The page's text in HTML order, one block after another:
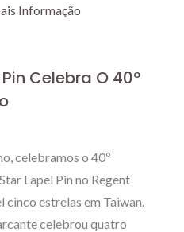
Informação
Celebra O 40º
celebramos o 40º
Lapel Pin no Regent
cinco estrelas em Taiwan.
celebrou quatro